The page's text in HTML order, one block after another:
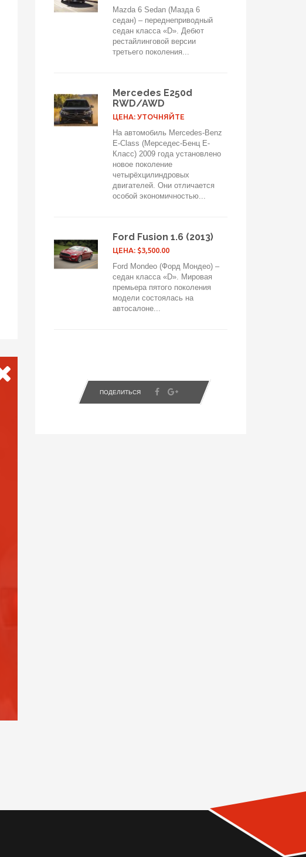
Mazda 6 Sedan (Мазда 6
седан) – переднеприводный
седан класса «D». Дебют
рестайлинговой версии
третьего поколения...
Mercedes E250d
RWD/AWD
ЦЕНА: УТОЧНЯЙТЕ
На автомобиль Mercedes-Benz
E-Class (Мерседес-Бенц E-
Класс) 2009 года установлено
новое поколение
четырёхцилиндровых
двигателей. Они отличается
особой экономичностью...
Ford Fusion 1.6 (2013)
ЦЕНА: $3,500.00
Ford Mondeo (Форд Мондео) –
седан класса «D». Мировая
премьера пятого поколения
модели состоялась на
автосалоне...
ПОДЕЛИТЬСЯ